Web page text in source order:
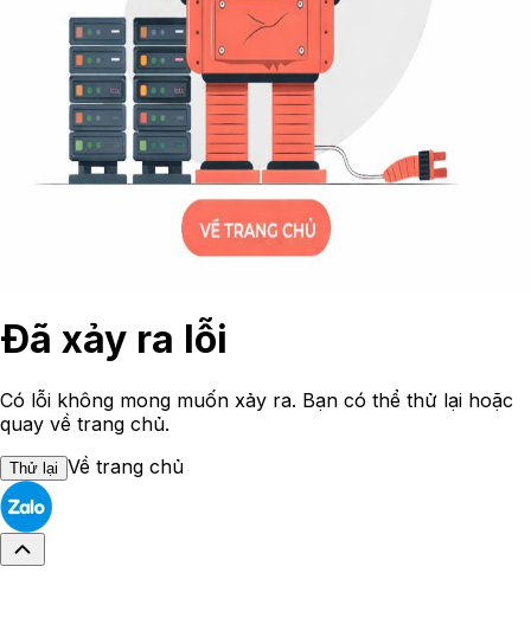
Đã xảy ra lỗi
Có lỗi không mong muốn xảy ra. Bạn có thể thử lại hoặc
quay về trang chủ.
Thử lại Về trang chủ